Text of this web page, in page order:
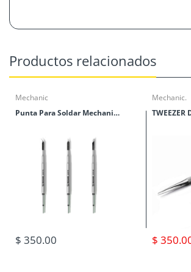
Productos relacionados
Mechanic
Punta Para Soldar Mechanic Serie C210
$ 350.00
Mechanic.
$